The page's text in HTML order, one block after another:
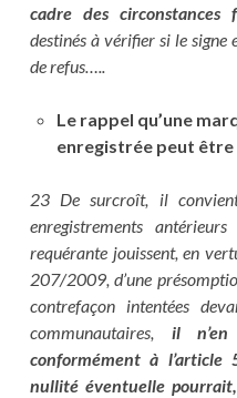
cadre des circonstances
destinés à vérifier si le signe
de refus…..
Le rappel qu’une
enregistrée peut être
23 De surcroît, il
enregistrements
requérante jouissent, en
207/2009, d’une
contrefaçon intentées
communautaires, il n’en
conformément à
nullité éventuelle